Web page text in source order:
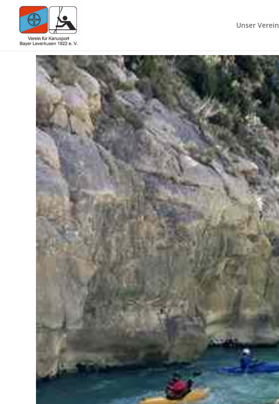
Unser Verein